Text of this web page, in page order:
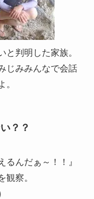
と判明した家族。
じみみんなで会話
。
？？
るんだぁ～！！』
観察。